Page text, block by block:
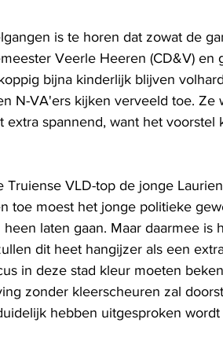
is te horen dat zowat de
Veerle Heeren (CD&V) en
bijna kinderlijk blijven
N-VA'ers kijken verveeld toe.
extra spannend, want het voorstel
Truiense VLD-top de jonge
toe moest het jonge politieke
laten gaan. Maar daarmee is
dit heet hangijzer als een
in deze stad kleur moeten
zonder kleerscheuren zal
hebben uitgesproken